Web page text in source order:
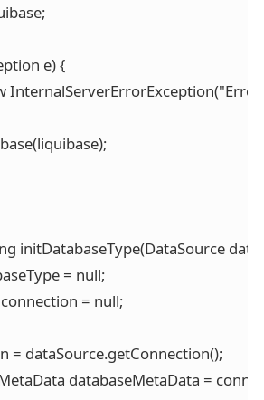
e) {
new
initDatabaseType(DataSource
= null;
connection = null;
= dataSource.getConnection();
databaseMetaData =